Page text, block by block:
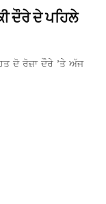
ਦੌਰੇ ਦੇ ਪਹਿਲੇ
ਦੋ ਰੋਜ਼ਾ ਦੌਰੇ ’ਤੇ ਅੱਜ